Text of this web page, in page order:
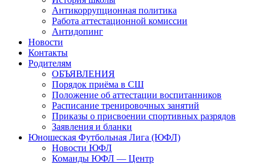
Антикоррупционная политика
Работа аттестационной комиссии
Антидопинг
Новости
Контакты
Родителям
ОБЪЯВЛЕНИЯ
Порядок приёма в СШ
Положение об аттестации воспитанников
Расписание тренировочных занятий
Приказы о присвоении спортивных разрядов
Заявления и бланки
Юношеская Футбольная Лига (ЮФЛ)
Новости ЮФЛ
Команды ЮФЛ — Центр